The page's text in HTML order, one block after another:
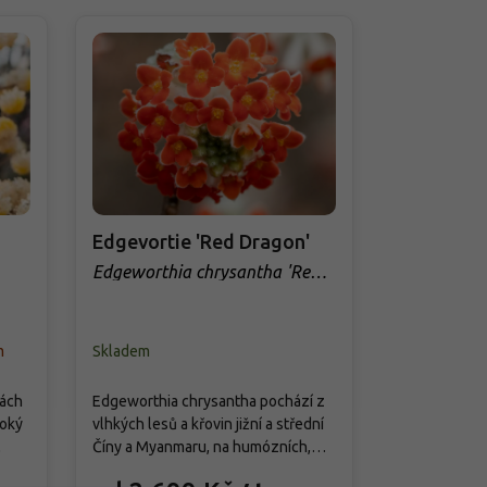
Edgevortie 'Red Dragon'
Edgeworthia chrysantha 'Red
Skladem
Edgeworthia chrysantha pochází z
vlhkých lesů a křovin jižní a střední
Číny a Myanmaru, na humózních,